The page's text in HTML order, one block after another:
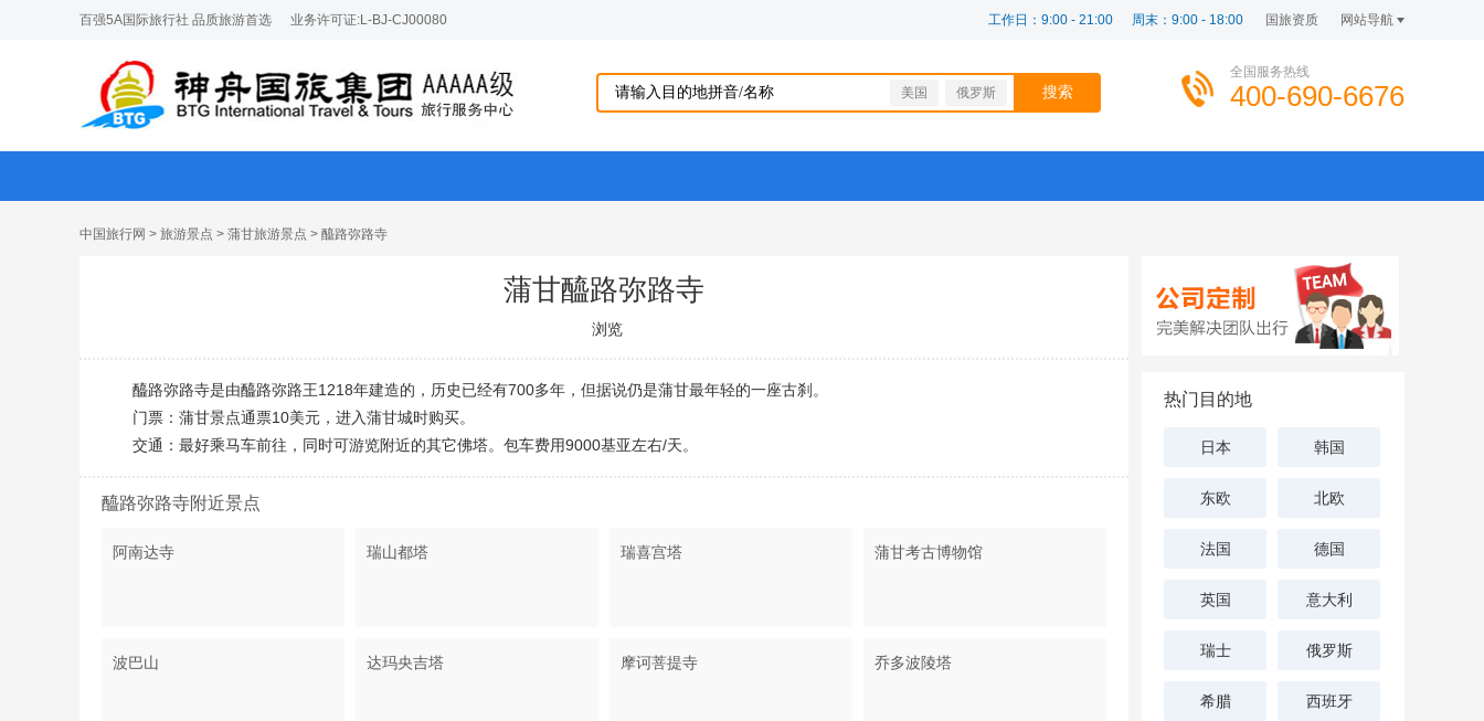
百强5A国际旅行社 品质旅游首选 业务许可证:L-BJ-CJ00080 网站导航
国旅资质
工作日：9:00 - 21:00 周末：9:00 - 18:00
美国 俄罗斯
全国服务热线
400-690-6676
中国旅行网 > 旅游景点 > 蒲甘旅游景点 > 醯路弥路寺
蒲甘醯路弥路寺
浏览
醯路弥路寺是由醯路弥路王1218年建造的，历史已经有700多年，但据说仍是蒲甘最年轻的一座古刹。
门票：蒲甘景点通票10美元，进入蒲甘城时购买。
交通：最好乘马车前往，同时可游览附近的其它佛塔。包车费用9000基亚左右/天。
醯路弥路寺附近景点
阿南达寺 瑞山都塔 瑞喜宫塔 蒲甘考古博物馆
波巴山 达玛央吉塔 摩诃菩提寺 乔多波陵塔
热门目的地
日本 韩国
东欧 北欧
法国 德国
英国 意大利
瑞士 俄罗斯
希腊 西班牙